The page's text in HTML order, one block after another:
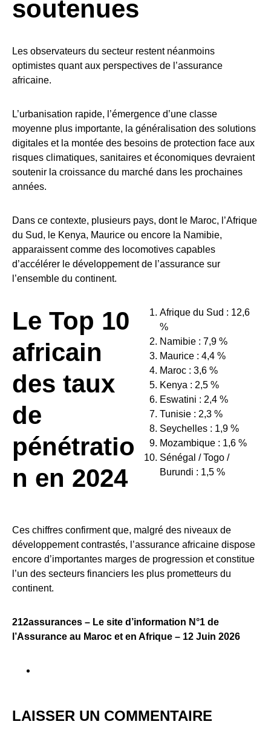
soutenues
Les observateurs du secteur restent néanmoins
optimistes quant aux perspectives de l’assurance
africaine.
L’urbanisation rapide, l’émergence d’une classe
moyenne plus importante, la généralisation des solutions
digitales et la montée des besoins de protection face aux
risques climatiques, sanitaires et économiques devraient
soutenir la croissance du marché dans les prochaines
années.
Dans ce contexte, plusieurs pays, dont le Maroc, l’Afrique
du Sud, le Kenya, Maurice ou encore la Namibie,
apparaissent comme des locomotives capables
d’accélérer le développement de l’assurance sur
l’ensemble du continent.
Le Top 10
africain
des taux
de
pénétratio
n en 2024
Afrique du Sud : 12,6
%
Namibie : 7,9 %
Maurice : 4,4 %
Maroc : 3,6 %
Kenya : 2,5 %
Eswatini : 2,4 %
Tunisie : 2,3 %
Seychelles : 1,9 %
Mozambique : 1,6 %
Sénégal / Togo /
Burundi : 1,5 %
Ces chiffres confirment que, malgré des niveaux de
développement contrastés, l’assurance africaine dispose
encore d’importantes marges de progression et constitue
l’un des secteurs financiers les plus prometteurs du
continent.
212assurances – Le site d’information N°1 de
l’Assurance au Maroc et en Afrique – 12 Juin 2026
LAISSER UN COMMENTAIRE